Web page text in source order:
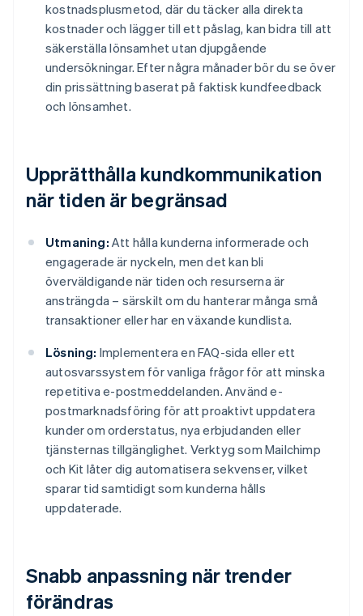
kostnadsplusmetod, där du täcker alla direkta
kostnader och lägger till ett påslag, kan bidra till att
säkerställa lönsamhet utan djupgående
undersökningar. Efter några månader bör du se över
din prissättning baserat på faktisk kundfeedback
och lönsamhet.
Upprätthålla kundkommunikation
när tiden är begränsad
Utmaning: Att hålla kunderna informerade och
engagerade är nyckeln, men det kan bli
överväldigande när tiden och resurserna är
ansträngda – särskilt om du hanterar många små
transaktioner eller har en växande kundlista.
Lösning: Implementera en FAQ-sida eller ett
autosvarssystem för vanliga frågor för att minska
repetitiva e-postmeddelanden. Använd e-
postmarknadsföring för att proaktivt uppdatera
kunder om orderstatus, nya erbjudanden eller
tjänsternas tillgänglighet. Verktyg som Mailchimp
och Kit låter dig automatisera sekvenser, vilket
sparar tid samtidigt som kunderna hålls
uppdaterade.
Snabb anpassning när trender
förändras